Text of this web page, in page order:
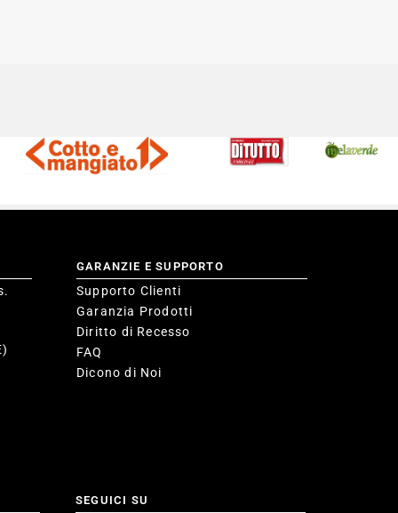
GARANZIE E SUPPORTO
Supporto Clienti
Garanzia Prodotti
Diritto di Recesso
FAQ
Dicono di Noi
SEGUICI SU